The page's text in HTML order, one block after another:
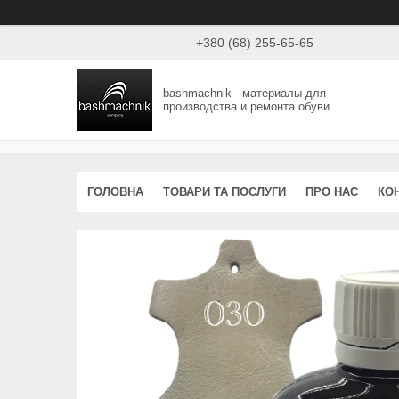
+380 (68) 255-65-65
bashmachnik - материалы для
производства и ремонта обуви
ГОЛОВНА ТОВАРИ ТА ПОСЛУГИ ПРО НАС